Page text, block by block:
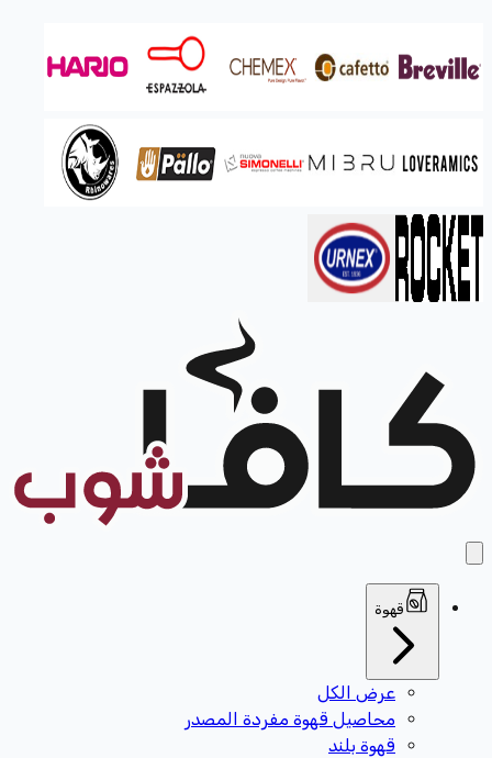
قهوة
عرض الكل
محاصيل قهوة مفردة المصدر
قهوة بلند